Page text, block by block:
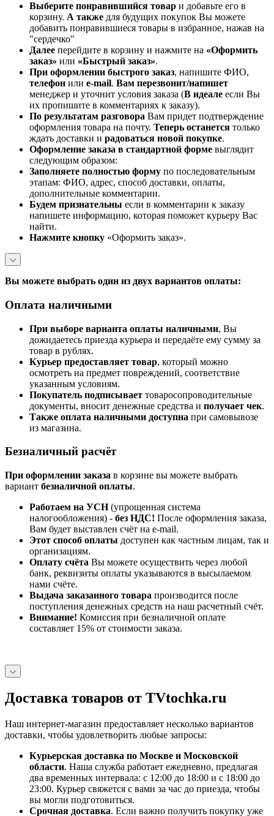
Выберите понравившийся товар и добавьте его в
корзину. А также для будущих покупок Вы можете
добавить понравившиеся товары в избранное, нажав на
"сердечко"
Далее перейдите в корзину и нажмите на «Оформить
заказ» или «Быстрый заказ».
При оформлении быстрого заказ, напишите ФИО,
телефон или e-mail. Вам перезвонит/напишет
менеджер и уточнит условия заказа (В идеале если Вы
их пропишите в комментариях к заказу).
По результатам разговора Вам придет подтверждение
оформления товара на почту. Теперь останется только
ждать доставки и радоваться новой покупке.
Оформление заказа в стандартной форме выглядит
следующим образом:
Заполняете полностью форму по последовательным
этапам: ФИО, адрес, способ доставки, оплаты,
дополнительные комментарии.
Будем признательны если в комментарии к заказу
напишете информацию, которая поможет курьеру Вас
найти.
Нажмите кнопку «Оформить заказ».
Вы можете выбрать один из двух вариантов оплаты:
Оплата наличными
При выборе варианта оплаты наличными, Вы
дожидаетесь приезда курьера и передаёте ему сумму за
товар в рублях.
Курьер предоставляет товар, который можно
осмотреть на предмет повреждений, соответствие
указанным условиям.
Покупатель подписывает товаросопроводительные
документы, вносит денежные средства и получает чек.
Также оплата наличными доступна при самовывозе
из магазина.
Безналичный расчёт
При оформлении заказа в корзине вы можете выбрать
вариант безналичной оплаты.
Работаем на УСН(упрощенная система
налогообложения) - без НДС! После оформления заказа,
Вам будет выставлен счёт на e-mail.
Этот способ оплаты доступен как частным лицам, так и
организациям.
Оплату счёта Вы можете осуществить через любой
банк, реквизиты оплаты указываются в высылаемом
нами счёте.
Выдача заказанного товара производится после
поступления денежных средств на наш расчетный счёт.
Внимание! Комиссия при безналичной оплате
составляет 15% от стоимости заказа.
Доставка товаров от TVtochka.ru
Наш интернет-магазин предоставляет несколько вариантов
доставки, чтобы удовлетворить любые запросы:
Курьерская доставка по Москве и Московской
области. Наша служба работает ежедневно, предлагая
два временных интервала: с 12:00 до 18:00 и с 18:00 до
23:00. Курьер свяжется с вами за час до приезда, чтобы
вы могли подготовиться.
Срочная доставка. Если важно получить покупку уже